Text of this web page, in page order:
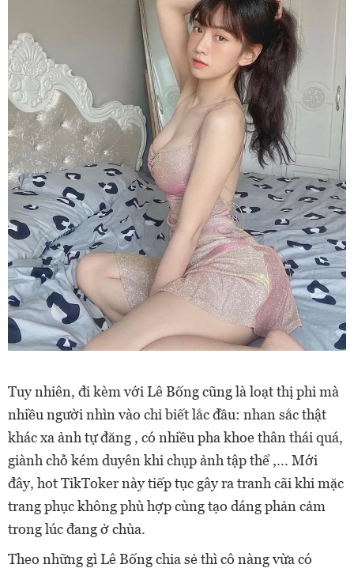
Tuy nhiên, đi kèm với Lê Bống cũng là loạt thị phi mà
nhiều người nhìn vào chỉ biết lắc đầu: nhan sắc thật
khác xa ảnh tự đăng , có nhiều pha khoe thân thái quá,
giành chỗ kém duyên khi chụp ảnh tập thể ,... Mới
đây, hot TikToker này tiếp tục gây ra tranh cãi khi mặc
trang phục không phù hợp cùng tạo dáng phản cảm
trong lúc đang ở chùa.
Theo những gì Lê Bống chia sẻ thì cô nàng vừa có